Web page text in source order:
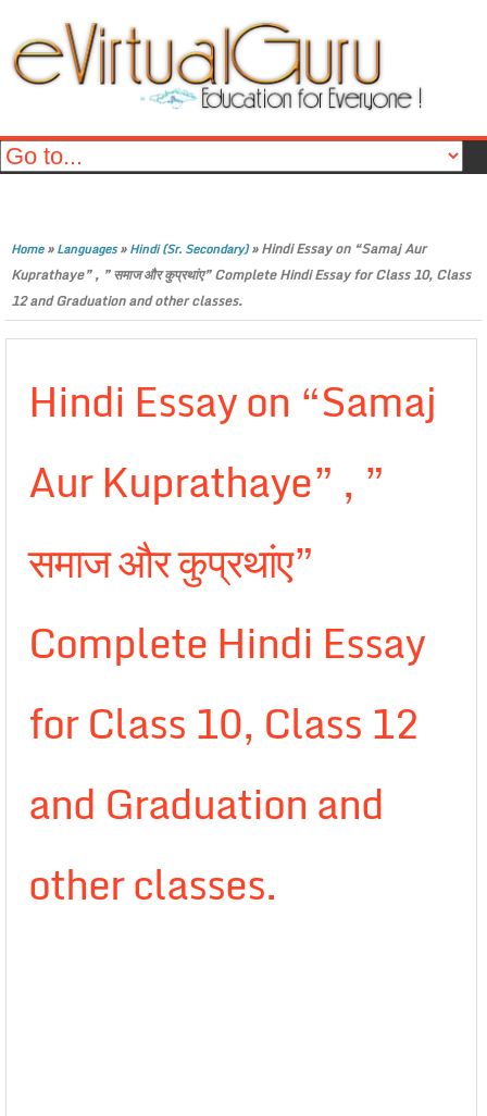
Home»Languages»Hindi (Sr. Secondary)»Hindi Essay on “Samaj Aur
Kuprathaye” , ” समाज और कुप्रथांए” Complete Hindi Essay for Class 10, Class
12 and Graduation and other classes.
Hindi Essay on “Samaj
Aur Kuprathaye” , ”
समाज और कुप्रथांए”
Complete Hindi Essay
for Class 10, Class 12
and Graduation and
other classes.